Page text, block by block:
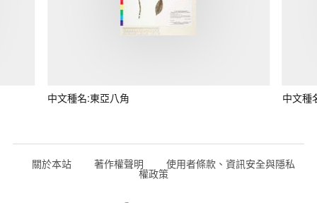
中文種名:東亞八角 中文種
關於本站 著作權聲明 使用者條款、資訊安全與隱私
權政策